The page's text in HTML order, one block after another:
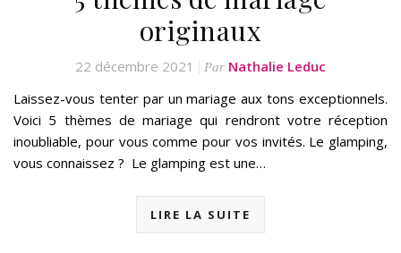
originaux
22 décembre 2021 Par Nathalie Leduc
Laissez-vous tenter par un mariage aux tons exceptionnels.
Voici 5 thèmes de mariage qui rendront votre réception
inoubliable, pour vous comme pour vos invités. Le glamping,
vous connaissez ? Le glamping est une…
LIRE LA SUITE